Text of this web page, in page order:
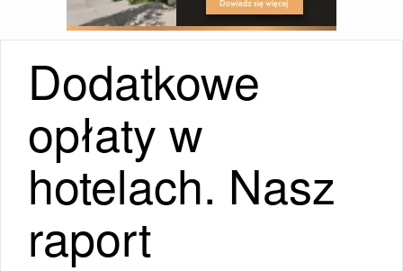
Dodatkowe
opłaty w
hotelach. Nasz
raport